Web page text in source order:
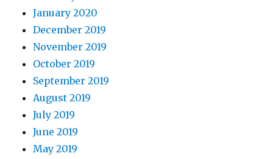
January 2020
December 2019
November 2019
October 2019
September 2019
August 2019
July 2019
June 2019
May 2019